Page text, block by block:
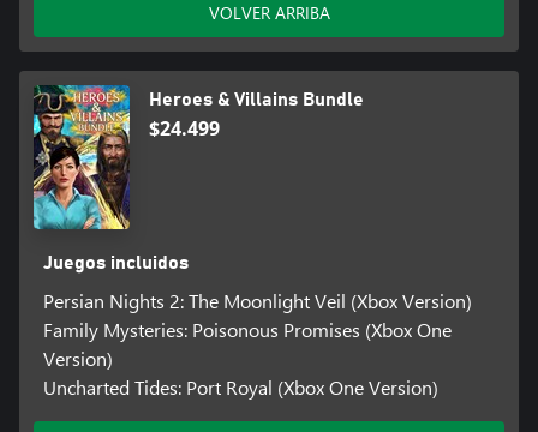
VOLVER ARRIBA
Heroes & Villains Bundle
$24.499
Juegos incluidos
Persian Nights 2: The Moonlight Veil (Xbox Version)
Family Mysteries: Poisonous Promises (Xbox One
Version)
Uncharted Tides: Port Royal (Xbox One Version)